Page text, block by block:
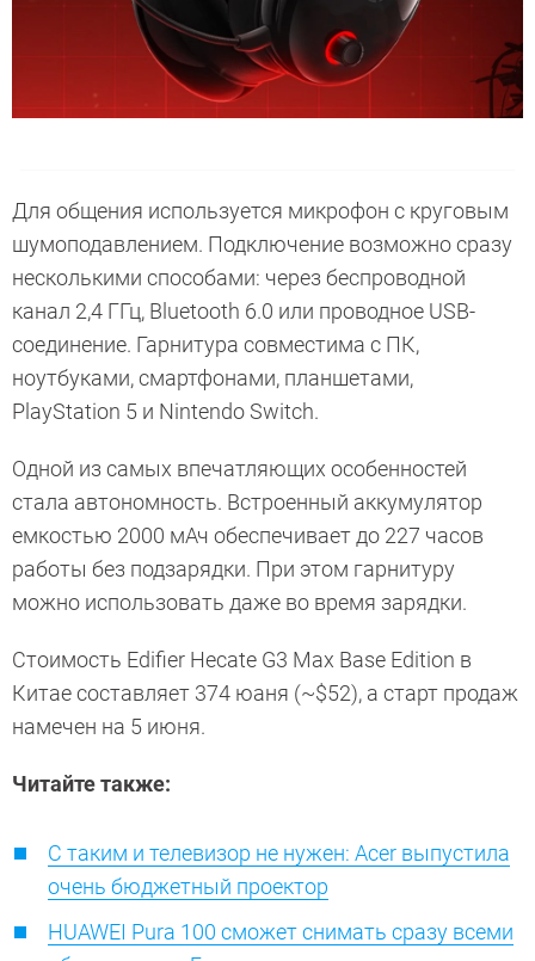
Для общения используется микрофон с круговым
шумоподавлением. Подключение возможно сразу
несколькими способами: через беспроводной
канал 2,4 ГГц, Bluetooth 6.0 или проводное USB-
соединение. Гарнитура совместима с ПК,
ноутбуками, смартфонами, планшетами,
PlayStation 5 и Nintendo Switch.
Одной из самых впечатляющих особенностей
стала автономность. Встроенный аккумулятор
емкостью 2000 мАч обеспечивает до 227 часов
работы без подзарядки. При этом гарнитуру
можно использовать даже во время зарядки.
Стоимость Edifier Hecate G3 Max Base Edition в
Китае составляет 374 юаня (~$52), а старт продаж
намечен на 5 июня.
Читайте также:
С таким и телевизор не нужен: Acer выпустила
очень бюджетный проектор
HUAWEI Pura 100 сможет снимать сразу всеми